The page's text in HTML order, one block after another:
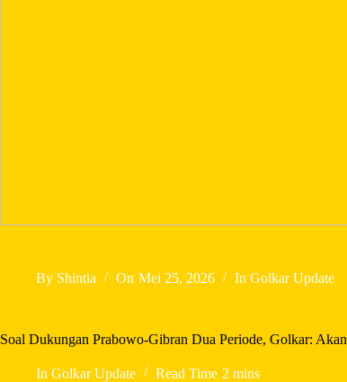
By Shintia On Mei 25, 2026 In Golkar Update
Soal Dukungan Prabowo-Gibran Dua Periode, Golkar:
In Golkar Update Read Time 2 mins